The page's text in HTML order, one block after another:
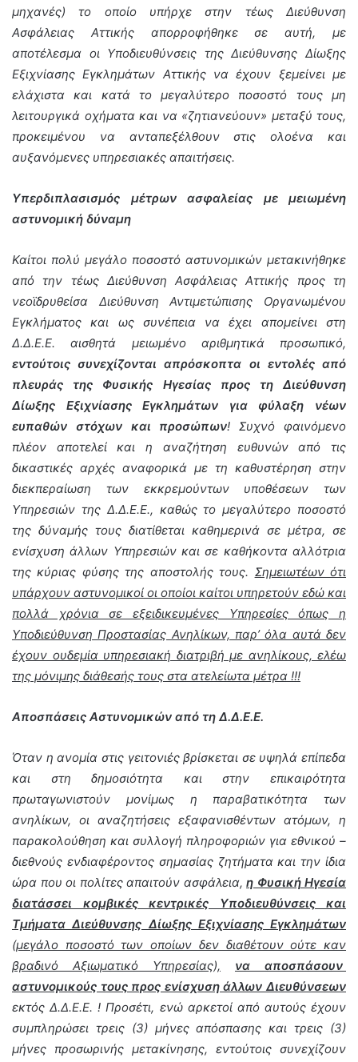
μηχανές) το οποίο υπήρχε στην τέως Διεύθυνση
Ασφάλειας Αττικής απορροφήθηκε σε αυτή, με
αποτέλεσμα οι Υποδιευθύνσεις της Διεύθυνσης Δίωξης
Εξιχνίασης Εγκλημάτων Αττικής να έχουν ξεμείνει με
ελάχιστα και κατά το μεγαλύτερο ποσοστό τους μη
λειτουργικά οχήματα και να «ζητιανεύουν» μεταξύ τους,
προκειμένου να ανταπεξέλθουν στις ολοένα και
αυξανόμενες υπηρεσιακές απαιτήσεις.
Υπερδιπλασισμός μέτρων ασφαλείας με μειωμένη
αστυνομική δύναμη
Καίτοι πολύ μεγάλο ποσοστό αστυνομικών μετακινήθηκε
από την τέως Διεύθυνση Ασφάλειας Αττικής προς τη
νεοϊδρυθείσα Διεύθυνση Αντιμετώπισης Οργανωμένου
Εγκλήματος και ως συνέπεια να έχει απομείνει στη
Δ.Δ.Ε.Ε. αισθητά μειωμένο αριθμητικά προσωπικό,
εντούτοις συνεχίζονται απρόσκοπτα οι εντολές από
πλευράς της Φυσικής Ηγεσίας προς τη Διεύθυνση
Δίωξης Εξιχνίασης Εγκλημάτων για φύλαξη νέων
ευπαθών στόχων και προσώπων! Συχνό φαινόμενο
πλέον αποτελεί και η αναζήτηση ευθυνών από τις
δικαστικές αρχές αναφορικά με τη καθυστέρηση στην
διεκπεραίωση των εκκρεμούντων υποθέσεων των
Υπηρεσιών της Δ.Δ.Ε.Ε., καθώς το μεγαλύτερο ποσοστό
της δύναμής τους διατίθεται καθημερινά σε μέτρα, σε
ενίσχυση άλλων Υπηρεσιών και σε καθήκοντα αλλότρια
της κύριας φύσης της αποστολής τους. Σημειωτέων ότι
υπάρχουν αστυνομικοί οι οποίοι καίτοι υπηρετούν εδώ και
πολλά χρόνια σε εξειδικευμένες Υπηρεσίες όπως η
Υποδιεύθυνση Προστασίας Ανηλίκων, παρ’ όλα αυτά δεν
έχουν ουδεμία υπηρεσιακή διατριβή με ανηλίκους, ελέω
της μόνιμης διάθεσής τους στα ατελείωτα μέτρα !!!
Αποσπάσεις Αστυνομικών από τη Δ.Δ.Ε.Ε.
Όταν η ανομία στις γειτονιές βρίσκεται σε υψηλά επίπεδα
και στη δημοσιότητα και στην επικαιρότητα
πρωταγωνιστούν μονίμως η παραβατικότητα των
ανηλίκων, οι αναζητήσεις εξαφανισθέντων ατόμων, η
παρακολούθηση και συλλογή πληροφοριών για εθνικού –
διεθνούς ενδιαφέροντος σημασίας ζητήματα και την ίδια
ώρα που οι πολίτες απαιτούν ασφάλεια, η Φυσική Ηγεσία
διατάσσει κομβικές κεντρικές Υποδιευθύνσεις και
Τμήματα Διεύθυνσης Δίωξης Εξιχνίασης Εγκλημάτων
(μεγάλο ποσοστό των οποίων δεν διαθέτουν ούτε καν
βραδινό Αξιωματικό Υπηρεσίας),
να αποσπάσουν
αστυνομικούς τους προς ενίσχυση άλλων Διευθύνσεων
εκτός Δ.Δ.Ε.Ε. ! Προσέτι, ενώ αρκετοί από αυτούς έχουν
συμπληρώσει τρεις (3) μήνες απόσπασης και τρεις (3)
μήνες προσωρινής μετακίνησης, εντούτοις συνεχίζουν